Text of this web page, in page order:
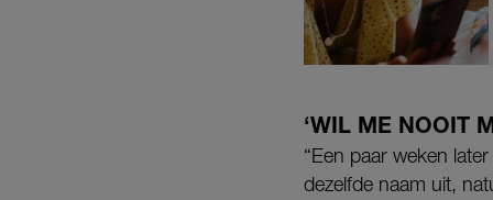
‘WIL ME NOOIT
“Een paar weken
dezelfde naam uit,